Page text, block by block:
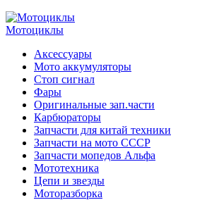
Мотоциклы
Аксессуары
Мото аккумуляторы
Стоп сигнал
Фары
Оригинальные зап.части
Карбюраторы
Запчасти для китай техники
Запчасти на мото СССР
Запчасти мопедов Альфа
Мототехника
Цепи и звезды
Моторазборка